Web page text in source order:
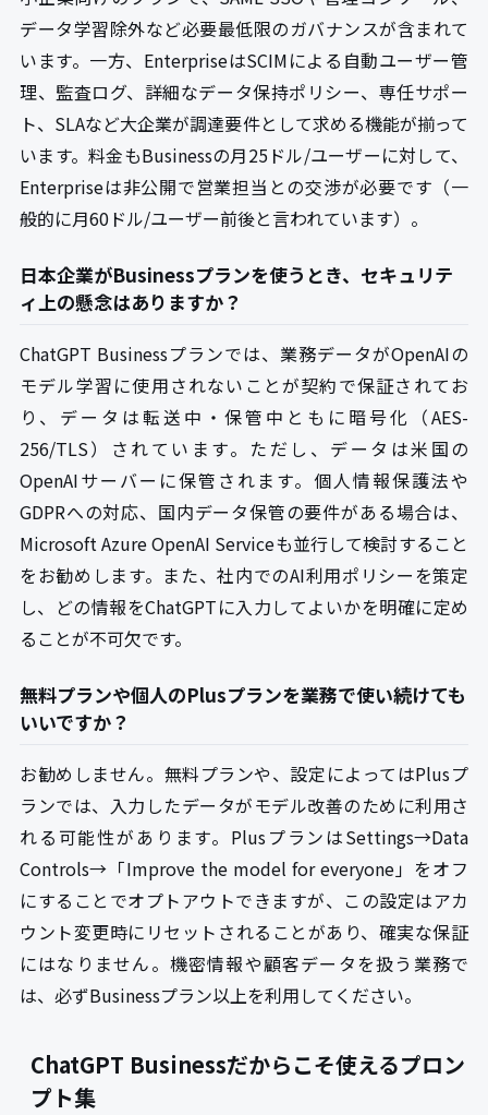
データ学習除外など必要最低限のガバナンスが含まれて
います。一方、EnterpriseはSCIMによる自動ユーザー管
理、監査ログ、詳細なデータ保持ポリシー、専任サポー
ト、SLAなど大企業が調達要件として求める機能が揃って
います。料金もBusinessの月25ドル/ユーザーに対して、
Enterpriseは非公開で営業担当との交渉が必要です（一
般的に月60ドル/ユーザー前後と言われています）。
日本企業がBusinessプランを使うとき、セキュリテ
ィ上の懸念はありますか？
ChatGPT Businessプランでは、業務データがOpenAIの
モデル学習に使用されないことが契約で保証されてお
り、データは転送中・保管中ともに暗号化（AES-
256/TLS）されています。ただし、データは米国の
OpenAIサーバーに保管されます。個人情報保護法や
GDPRへの対応、国内データ保管の要件がある場合は、
Microsoft Azure OpenAI Serviceも並行して検討すること
をお勧めします。また、社内でのAI利用ポリシーを策定
し、どの情報をChatGPTに入力してよいかを明確に定め
ることが不可欠です。
無料プランや個人のPlusプランを業務で使い続けても
いいですか？
お勧めしません。無料プランや、設定によってはPlusプ
ランでは、入力したデータがモデル改善のために利用さ
れる可能性があります。PlusプランはSettings→Data
Controls→「Improve the model for everyone」をオフ
にすることでオプトアウトできますが、この設定はアカ
ウント変更時にリセットされることがあり、確実な保証
にはなりません。機密情報や顧客データを扱う業務で
は、必ずBusinessプラン以上を利用してください。
ChatGPT Businessだからこそ使えるプロン
プト集